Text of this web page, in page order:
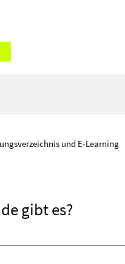
und E-Learning
gibt es?